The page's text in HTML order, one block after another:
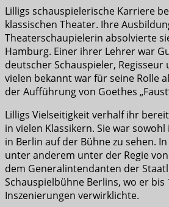
Lilligs schauspielerische Karriere
klassischen Theater. Ihre
Theaterschaupielerin absolvierte
Hamburg. Einer ihrer Lehrer war
deutscher Schauspieler,
vielen bekannt war für seine Rolle
der Aufführung von Goethes
Lilligs Vielseitigkeit verhalf ihr
in vielen Klassikern. Sie war
in Berlin auf der Bühne zu sehen.
unter anderem unter der Regie
dem Generalintendanten der
Schauspielbühne Berlins, wo er bis
Inszenierungen verwirklichte.